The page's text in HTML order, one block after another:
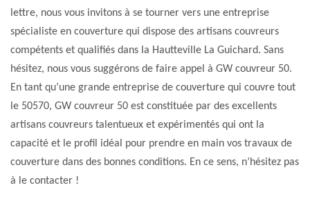
lettre, nous vous invitons à se tourner vers une entreprise
spécialiste en couverture qui dispose des artisans couvreurs
compétents et qualifiés dans la Hautteville La Guichard. Sans
hésitez, nous vous suggérons de faire appel à GW couvreur 50.
En tant qu’une grande entreprise de couverture qui couvre tout
le 50570, GW couvreur 50 est constituée par des excellents
artisans couvreurs talentueux et expérimentés qui ont la
capacité et le profil idéal pour prendre en main vos travaux de
couverture dans des bonnes conditions. En ce sens, n’hésitez pas
à le contacter !